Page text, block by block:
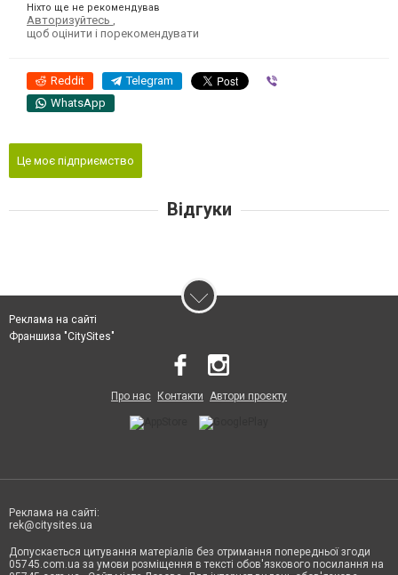
Ніхто ще не рекомендував
Авторизуйтесь
щоб оцінити і порекомендувати
Reddit Telegram
WhatsApp
Це моє підприємство
Відгуки
Реклама на сайті
Франшиза "CitySites"
Про нас Контакти Автори проєкту
Реклама на сайті:
rek@citysites.ua
Допускається цитування матеріалів без отримання попередньої згоди
05745.com.ua за умови розміщення в тексті обов'язкового посилання на